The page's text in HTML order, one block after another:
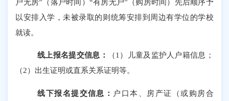
户无房” （落户时间） “有房无户” （购房时间） 先后顺序予
以安排入学，未被录取的则 统筹安排到周边有学位的学校
就读。
线上报名提交信息： （1 ）儿童及监护人户籍信息；
（2）出生证明或直系关系证明等。
线下报名提交信息： 户口本、房产证（或购房合